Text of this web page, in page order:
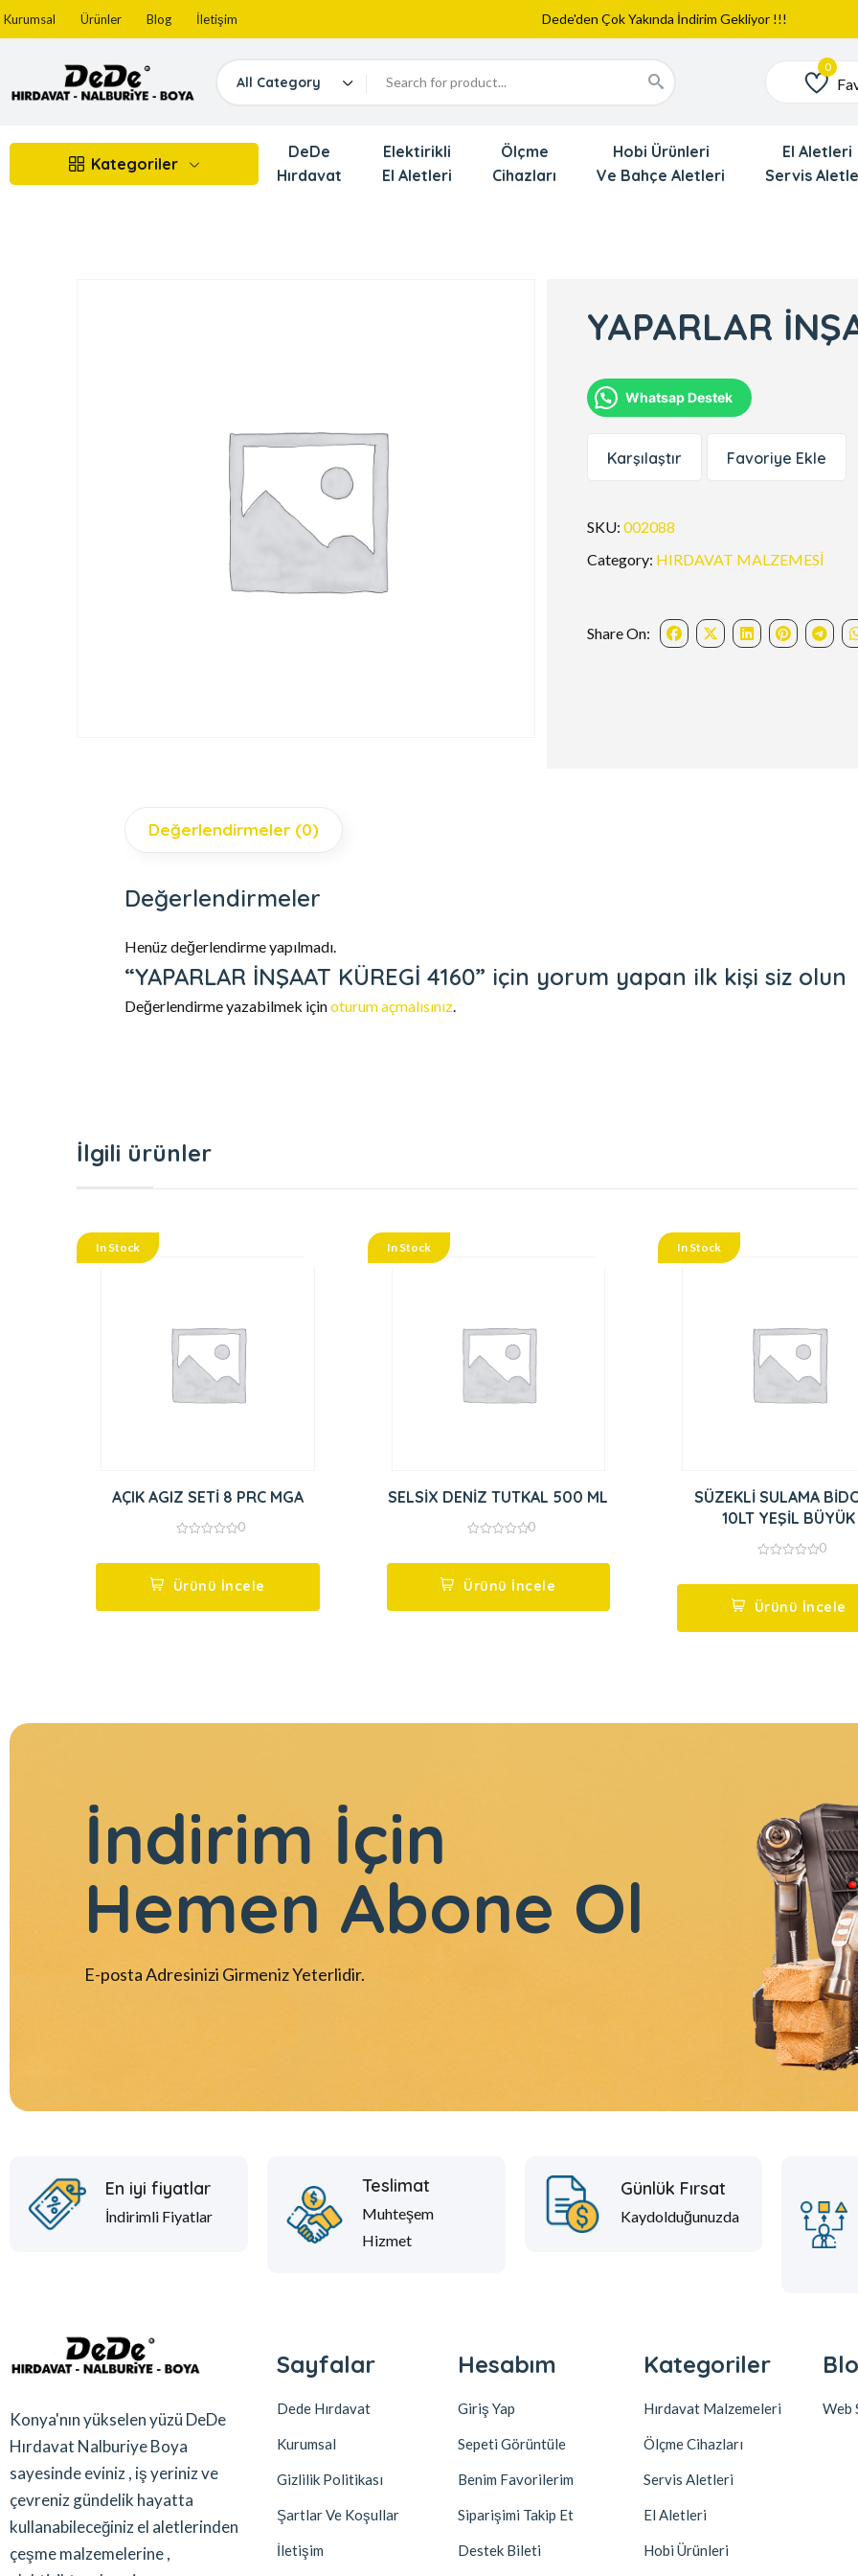
Kurumsal Ürünler Blog İletişim
Web Sitemiz Yayında
Yeni Eklenen Ürünlerimizi İnceledinizmi ?
All Category Favoriler
Kategoriler
DeDe
Hırdavat
Elektirikli
El Aletleri
Ölçme
Cihazları
Hobi Ürünleri
Ve Bahçe Aletleri
El Aletleri
Servis
YAPARLAR
Whatsap Destek
Karşılaştır Favoriye Ekle
SKU:002088
Category: HIRDAVAT MALZEMESİ
Share On:
Değerlendirmeler (0)
Değerlendirmeler
Henüz değerlendirme yapılmadı.
“YAPARLAR İNŞAAT KÜREGİ 4160” için yorum yapan ilk kişi siz olun
Değerlendirme yazabilmek içinoturum açmalısınız.
İlgili ürünler
In Stock
AÇIK AGIZ SETİ 8 PRC MGA
5
0
Ürünü İncele
In Stock
SELSİX DENİZ TUTKAL 500 ML
5
0
Ürünü İncele
In Stock
SÜZEKLİ SULAMA
10LT YEŞİL BÜYÜK
5
0
Ürünü İncele
İndirim İçin
Hemen Abone Ol
E-posta Adresinizi Girmeniz Yeterlidir.
En iyi fiyatlar
İndirimli Fiyatlar
Teslimat
Muhteşem
Hizmet
Günlük Fırsat
Kaydolduğunuzda
Konya'nın yükselen yüzü DeDe
Hırdavat Nalburiye Boya
sayesinde eviniz , iş yeriniz ve
çevreniz gündelik hayatta
kullanabileceğiniz el aletlerinden
çeşme malzemelerine ,
Sayfalar
Dede Hırdavat
Kurumsal
Gizlilik Politikası
Şartlar Ve Koşullar
İletişim
Hesabım
Giriş Yap
Sepeti Görüntüle
Benim Favorilerim
Siparişimi Takip Et
Destek Bileti
Kategoriler
Hırdavat Malzemeleri
Ölçme Cihazları
Servis Aletleri
El Aletleri
Hobi Ürünleri
Web